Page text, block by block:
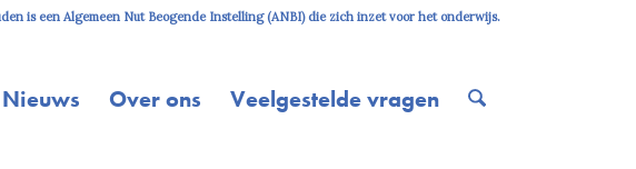
is een Algemeen Nut Beogende Instelling (ANBI) die zich inzet voor het onderwijs.
Nieuws Over ons Veelgestelde vragen